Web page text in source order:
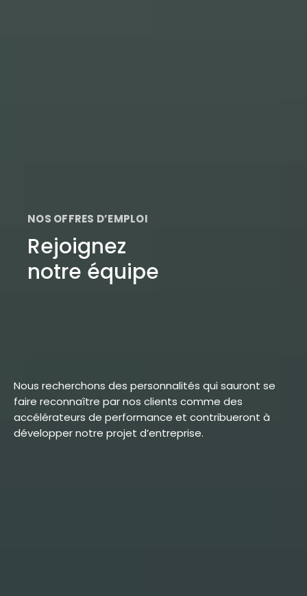
NOS OFFRES D’EMPLOI
Rejoignez
notre équipe
Nous recherchons des personnalités qui sauront se
faire reconnaître par nos clients comme des
accélérateurs de performance et contribueront à
développer notre projet d’entreprise.